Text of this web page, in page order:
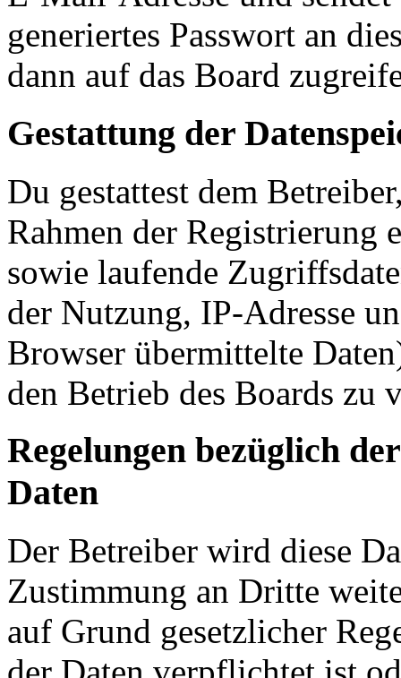
generiertes Passwort an
dann auf das Board
Gestattung der
Du gestattest dem
Rahmen der Registrierung
sowie laufende
der Nutzung, IP-Adresse
Browser übermittelte
den Betrieb des Boards zu
Regelungen bezüglich
Daten
Der Betreiber wird diese
Zustimmung an Dritte
auf Grund gesetzlicher